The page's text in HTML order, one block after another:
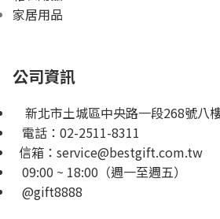
家居用品
公司資訊
新北市土城區中央路一段268號八
電話： 02-2511-8311
信箱： service@bestgift.com.tw
09:00 ~ 18:00（週一至週五）
@gift8888